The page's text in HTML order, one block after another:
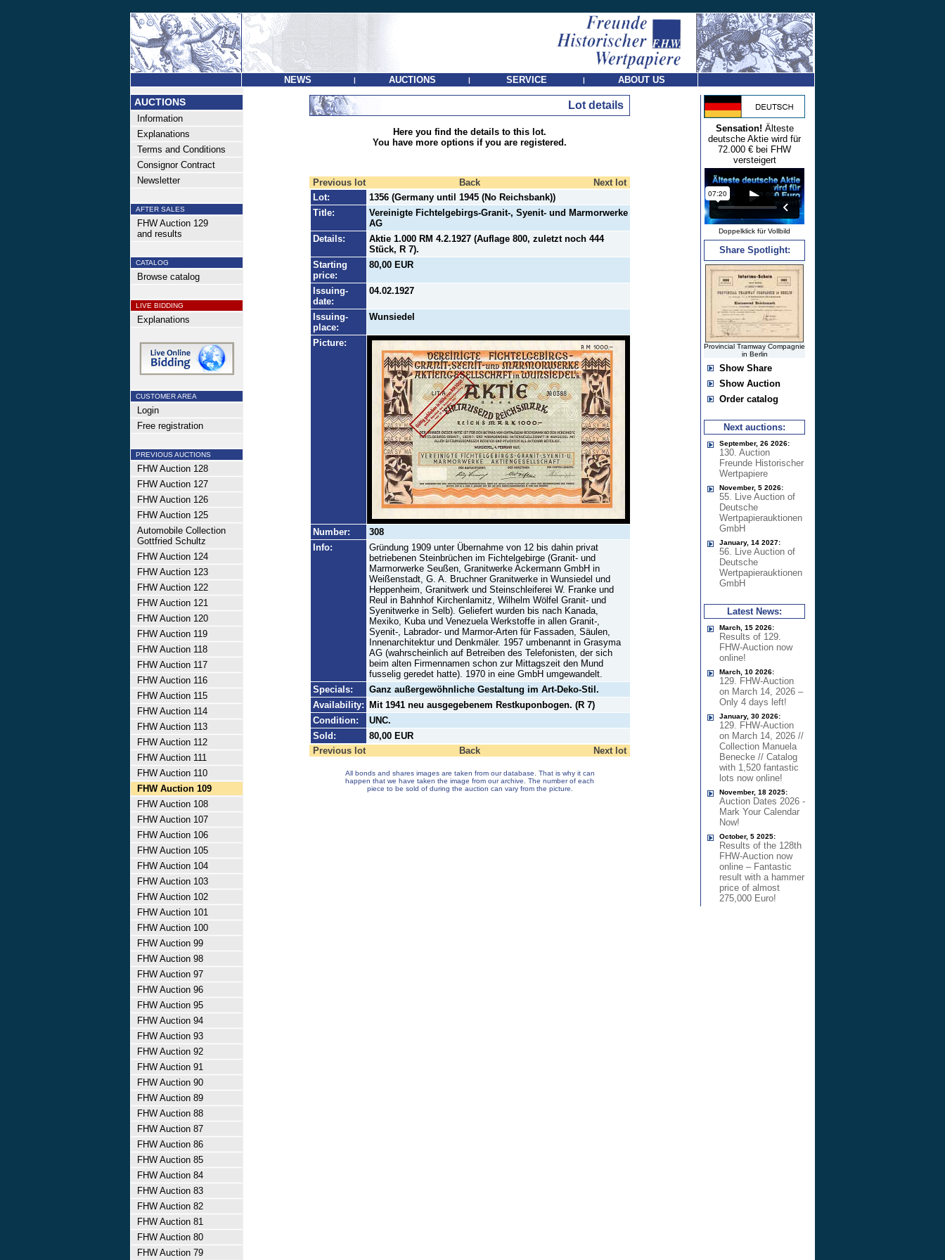
NEWS | AUCTIONS | SERVICE | ABOUT US
AUCTIONS
Information
Explanations
Terms and Conditions
Consignor Contract
Newsletter
AFTER SALES
FHW Auction 129
and results
CATALOG
Browse catalog
LIVE BIDDING
Explanations
CUSTOMER AREA
Login
Free registration
PREVIOUS AUCTIONS
FHW Auction 128
FHW Auction 127
FHW Auction 126
FHW Auction 125
Automobile Collection
Gottfried Schultz
FHW Auction 124
FHW Auction 123
FHW Auction 122
FHW Auction 121
FHW Auction 120
FHW Auction 119
FHW Auction 118
FHW Auction 117
FHW Auction 116
FHW Auction 115
FHW Auction 114
FHW Auction 113
FHW Auction 112
FHW Auction 111
FHW Auction 110
FHW Auction 109
FHW Auction 108
FHW Auction 107
FHW Auction 106
FHW Auction 105
FHW Auction 104
FHW Auction 103
FHW Auction 102
FHW Auction 101
FHW Auction 100
FHW Auction 99
FHW Auction 98
FHW Auction 97
FHW Auction 96
FHW Auction 95
FHW Auction 94
FHW Auction 93
FHW Auction 92
FHW Auction 91
FHW Auction 90
FHW Auction 89
FHW Auction 88
FHW Auction 87
FHW Auction 86
FHW Auction 85
FHW Auction 84
FHW Auction 83
FHW Auction 82
FHW Auction 81
FHW Auction 80
FHW Auction 79
Lot details
Here you find the details to this lot.
You have more options if you are registered.
Previous lot Back
Next lot
Lot:
1356 (Germany until 1945 (No Reichsbank))
Title:
Vereinigte Fichtelgebirgs-Granit-, Syenit- und Marmorwerke
AG
Details:
Aktie 1.000 RM 4.2.1927 (Auflage 800, zuletzt noch 444
Stück, R 7).
Starting
price:
80,00 EUR
Issuing-
date:
04.02.1927
Issuing-
place:
Wunsiedel
Picture:
Number:
308
Info:
Gründung 1909 unter Übernahme von 12 bis dahin privat
betriebenen Steinbrüchen im Fichtelgebirge (Granit- und
Marmorwerke Seußen, Granitwerke Ackermann GmbH in
Weißenstadt, G. A. Bruchner Granitwerke in Wunsiedel und
Heppenheim, Granitwerk und Steinschleiferei W. Franke und
Reul in Bahnhof Kirchenlamitz, Wilhelm Wölfel Granit- und
Syenitwerke in Selb). Geliefert wurden bis nach Kanada,
Mexiko, Kuba und Venezuela Werkstoffe in allen Granit-,
Syenit-, Labrador- und Marmor-Arten für Fassaden, Säulen,
Innenarchitektur und Denkmäler. 1957 umbenannt in Grasyma
AG (wahrscheinlich auf Betreiben des Telefonisten, der sich
beim alten Firmennamen schon zur Mittagszeit den Mund
fusselig geredet hatte). 1970 in eine GmbH umgewandelt.
Specials:
Ganz außergewöhnliche Gestaltung im Art-Deko-Stil.
Availability:
Mit 1941 neu ausgegebenem Restkuponbogen. (R 7)
Condition:
UNC.
Sold:
80,00 EUR
Previous lot
Back Next lot
All bonds and shares images are taken from our database. That is why it can
happen that we have taken the image from our archive. The number of each
piece to be sold of during the auction can vary from the picture.
Sensation! Älteste
deutsche Aktie wird für
72.000 € bei FHW
versteigert
Doppelklick für Vollbild
Share Spotlight:
Provincial Tramway Compagnie
in Berlin
Show Share
Show Auction
Order catalog
Next auctions:
September, 26 2026:
130. Auction
Freunde Historischer
Wertpapiere
November, 5 2026:
55. Live Auction of
Deutsche
Wertpapierauktionen
GmbH
January, 14 2027:
56. Live Auction of
Deutsche
Wertpapierauktionen
GmbH
Latest News:
March, 15 2026:
Results of 129.
FHW-Auction now
online!
March, 10 2026:
129. FHW-Auction
on March 14, 2026 –
Only 4 days left!
January, 30 2026:
129. FHW-Auction
on March 14, 2026 //
Collection Manuela
Benecke // Catalog
with 1,520 fantastic
lots now online!
November, 18 2025:
Auction Dates 2026 -
Mark Your Calendar
Now!
October, 5 2025:
Results of the 128th
FHW-Auction now
online – Fantastic
result with a hammer
price of almost
275,000 Euro!